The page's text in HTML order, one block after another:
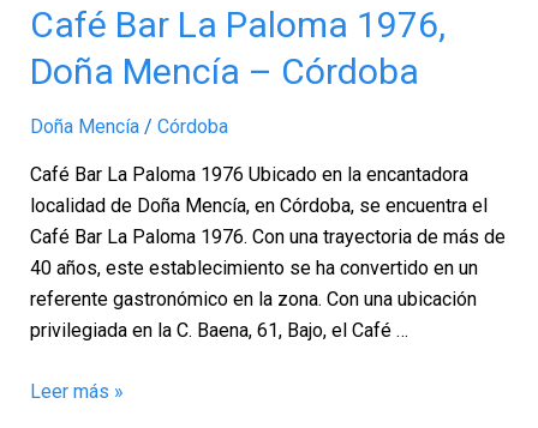
Café Bar La Paloma 1976,
Doña Mencía – Córdoba
Doña Mencía/ Córdoba
Café Bar La Paloma 1976 Ubicado en la encantadora
localidad de Doña Mencía, en Córdoba, se encuentra el
Café Bar La Paloma 1976. Con una trayectoria de más de
40 años, este establecimiento se ha convertido en un
referente gastronómico en la zona. Con una ubicación
privilegiada en la C. Baena, 61, Bajo, el Café …
Café
Bar
La
1976,
Doña
Mencía
–
Córdoba
Leer más »